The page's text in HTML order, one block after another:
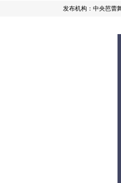
发布机构：中央芭蕾